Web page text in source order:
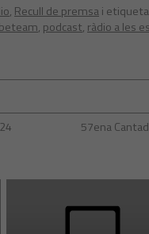
, Recull de premsai
, podcast, ràdio a les
57ena